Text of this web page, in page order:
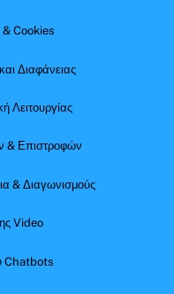
& Cookies
Διαφάνειας
Λειτουργίας
& Επιστροφών
& Διαγωνισμούς
Video
Chatbots